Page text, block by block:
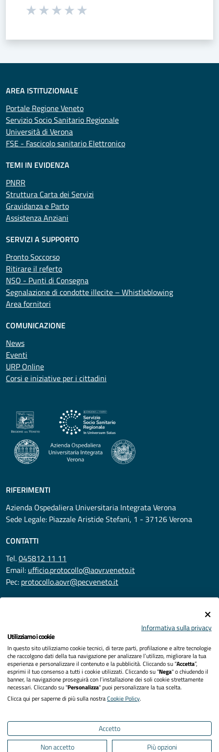
Seleziona una valutazione da 1 a 5 stelle
AREA ISTITUZIONALE
Portale Regione Veneto
Servizio Socio Sanitario Regionale
Università di Verona
FSE - Fascicolo sanitario Elettronico
TEMI IN EVIDENZA
PNRR
Struttura Carta dei Servizi
Gravidanza e Parto
Assistenza Anziani
SERVIZI A SUPPORTO
Pronto Soccorso
Ritirare il referto
NSO - Punti di Consegna
Segnalazione di condotte illecite – Whistleblowing
Area fornitori
COMUNICAZIONE
News
Eventi
URP Online
Corsi e iniziative per i cittadini
RIFERIMENTI
Azienda Ospedaliera Universitaria Integrata Verona
Sede Legale: Piazzale Aristide Stefani, 1 - 37126 Verona
CONTATTI
Tel.045812 11 11
Email: ufficio.protocollo@aovr.veneto.it
Pec: protocollo.aovr@pecveneto.it
Privacy
Accessibilità
Note legali
Informativa sulla privacy
Utilizziamo i cookie
In questo sito utilizziamo cookie tecnici, di terze parti, profilazione e altre tecnologie
che raccolgono dati della tua navigazione per analizzare l’utilizzo, migliorare la tua
esperienza e personalizzare il contenuto e la pubblicità. Cliccando su “Accetta”,
esprimi il tuo consenso a tutti i cookie utilizzati. Cliccando su "Nega" o chiudendo il
banner, la navigazione proseguirà con l’installazione dei soli cookie strettamente
necessari. Cliccando su "Personalizza" puoi personalizzare la tua scelta.
Clicca qui per saperne di più sulla nostraCookie Policy.
Accetto
Non accetto
Più opzioni